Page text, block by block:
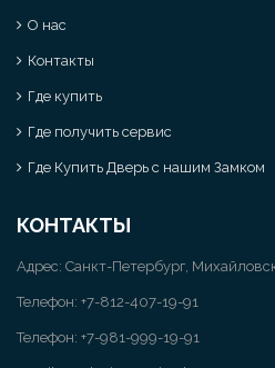
О нас
Контакты
Где купить
Где получить сервис
Где Купить Дверь с нашим Замком
КОНТАКТЫ
Адрес: Санкт-Петербург,
Телефон: +7-812-407-19-91
Телефон: +7-981-999-19-91